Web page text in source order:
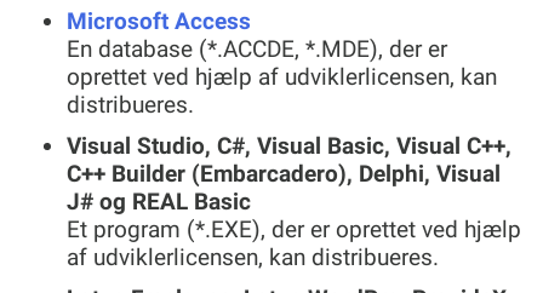
Microsoft Access
En database (*.ACCDE, *.MDE), der er
oprettet ved hjælp af udviklerlicensen, kan
distribueres.
Visual Studio, C#, Visual Basic, Visual C++,
C++ Builder (Embarcadero), Delphi, Visual
J# og REAL Basic
Et program (*.EXE), der er oprettet ved hjælp
af udviklerlicensen, kan distribueres.